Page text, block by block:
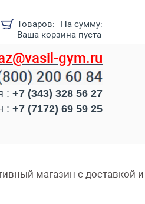
Товаров:
На сумму:
Ваша корзина пуста
gym.ru
: +7 (343) 328 56 27
: +7 (7172) 69 59 25
магазин с доставкой